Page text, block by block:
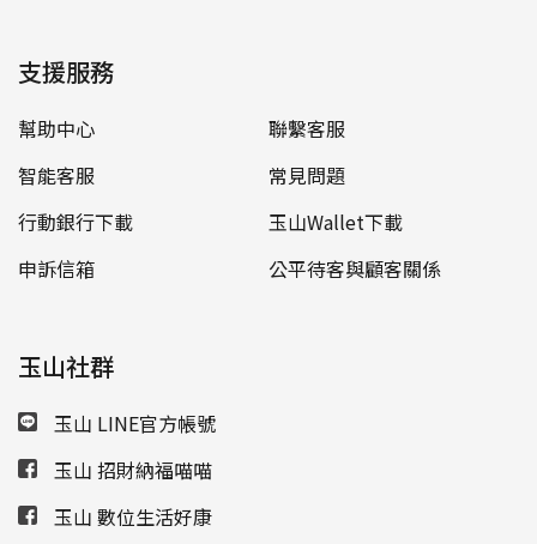
支援服務
幫助中心
聯繫客服
智能客服
常見問題
行動銀行下載
玉山Wallet下載
申訴信箱
公平待客與顧客關係
玉山社群
玉山 LINE官方帳號
玉山 招財納福喵喵
玉山 數位生活好康